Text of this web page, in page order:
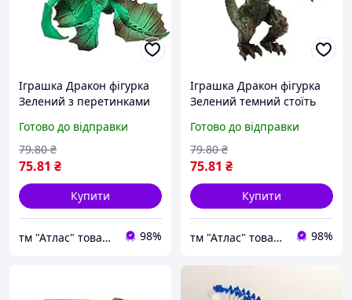
Іграшка Дракон фігурка
Зелений з перетинками
Готово до відправки
75.81 ₴
79.80 ₴
Купити
тм "Атлас" товари від виробника 98%
Іграшка Дракон фігурка
Зелений темний стоїть
Готово до відправки
75.81 ₴
79.80 ₴
Купити
тм "Атлас" товари від виробника 98%